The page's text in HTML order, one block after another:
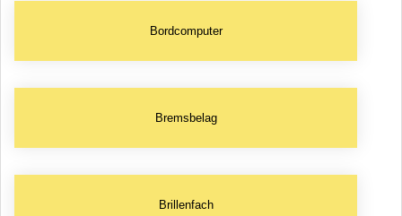
Bordcomputer
Bremsbelag
Brillenfach